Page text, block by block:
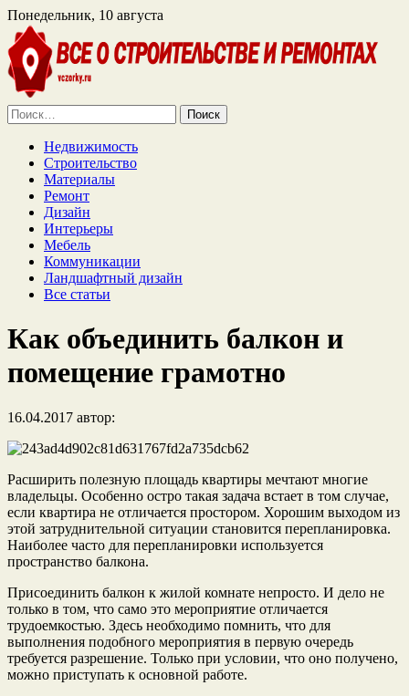
Понедельник, 10 августа
Найти:
Недвижимость
Строительство
Материалы
Ремонт
Дизайн
Интерьеры
Мебель
Коммуникации
Ландшафтный дизайн
Все статьи
Как объединить балкон и
помещение грамотно
16.04.2017 автор:
Расширить полезную площадь квартиры мечтают многие
владельцы. Особенно остро такая задача встает в том случае,
если квартира не отличается простором. Хорошим выходом из
этой затруднительной ситуации становится перепланировка.
Наиболее часто для перепланировки используется
пространство балкона.
Присоединить балкон к жилой комнате непросто. И дело не
только в том, что само это мероприятие отличается
трудоемкостью. Здесь необходимо помнить, что для
выполнения подобного мероприятия в первую очередь
требуется разрешение. Только при условии, что оно получено,
можно приступать к основной работе.